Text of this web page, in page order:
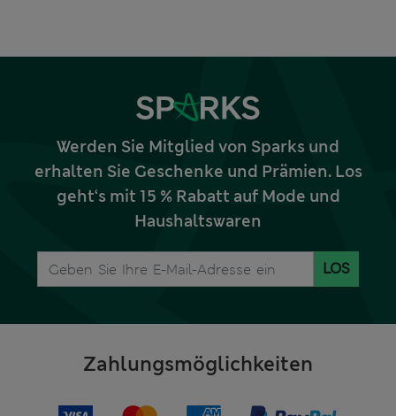
Werden Sie Mitglied von Sparks und
erhalten Sie Geschenke und Prämien. Los
geht‘s mit 15 % Rabatt auf Mode und
Haushaltswaren
LOS
Zahlungsmöglichkeiten